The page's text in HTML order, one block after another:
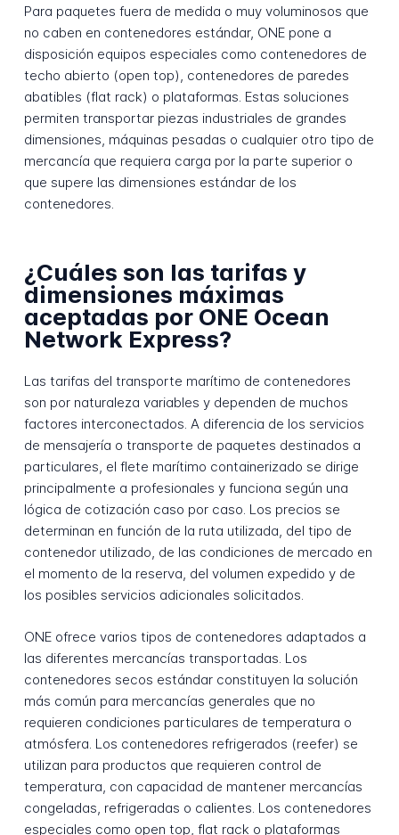
Para paquetes fuera de medida o muy voluminosos que
no caben en contenedores estándar, ONE pone a
disposición equipos especiales como contenedores de
techo abierto (open top), contenedores de paredes
abatibles (flat rack) o plataformas. Estas soluciones
permiten transportar piezas industriales de grandes
dimensiones, máquinas pesadas o cualquier otro tipo de
mercancía que requiera carga por la parte superior o
que supere las dimensiones estándar de los
contenedores.
¿Cuáles son las tarifas y
dimensiones máximas
aceptadas por ONE Ocean
Network Express?
Las tarifas del transporte marítimo de contenedores
son por naturaleza variables y dependen de muchos
factores interconectados. A diferencia de los servicios
de mensajería o transporte de paquetes destinados a
particulares, el flete marítimo containerizado se dirige
principalmente a profesionales y funciona según una
lógica de cotización caso por caso. Los precios se
determinan en función de la ruta utilizada, del tipo de
contenedor utilizado, de las condiciones de mercado en
el momento de la reserva, del volumen expedido y de
los posibles servicios adicionales solicitados.
ONE ofrece varios tipos de contenedores adaptados a
las diferentes mercancías transportadas. Los
contenedores secos estándar constituyen la solución
más común para mercancías generales que no
requieren condiciones particulares de temperatura o
atmósfera. Los contenedores refrigerados (reefer) se
utilizan para productos que requieren control de
temperatura, con capacidad de mantener mercancías
congeladas, refrigeradas o calientes. Los contenedores
especiales como open top, flat rack o plataformas